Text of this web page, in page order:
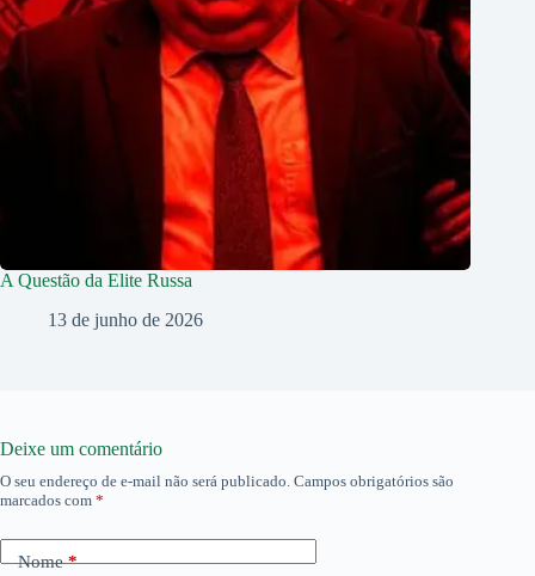
A Questão da Elite Russa
13 de junho de 2026
Deixe um comentário
O seu endereço de e-mail não será publicado. Campos obrigatórios são
marcados com *
Nome*